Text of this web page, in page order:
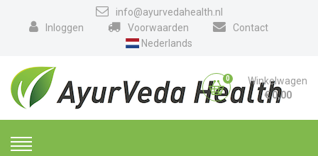
info@ayurvedahealth.nl
Inloggen
Voorwaarden
Contact
Nederlands
0
Winkelwagen
€0,00